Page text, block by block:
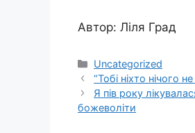
Автор: Ліля Град
Категорії
Uncategorized
“Тобі ніхто нічого
Я пів року
божеволіти